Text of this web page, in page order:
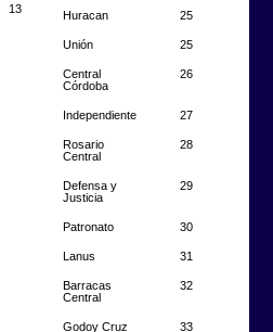
13 Huracan 25
Unión 25
Central
Córdoba
26
Independiente 27
Rosario
Central
28
Defensa y
Justicia
29
Patronato 30
Lanus 31
Barracas
Central
32
Godoy Cruz 33